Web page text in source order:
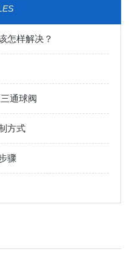
怎样解决？
通球阀
方式
骤